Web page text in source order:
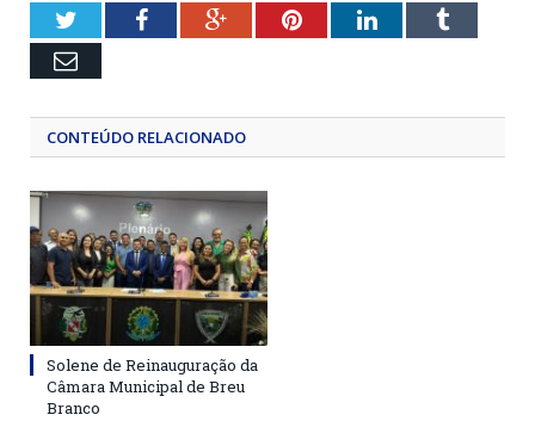
TwitterFacebookGoogle+PinterestLinkedInTumblr
Email
CONTEÚDO RELACIONADO
Solene de Reinauguração da
Câmara Municipal de Breu
Branco